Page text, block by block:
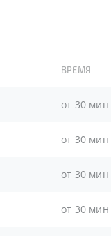
ВРЕМЯ
от 30 мин
от 30 мин
от 30 мин
от 30 мин